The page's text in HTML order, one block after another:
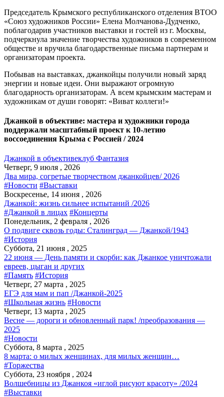
Председатель Крымского республиканского отделения ВТОО
«Союз художников России» Елена Молчанова-Дудченко,
поблагодарив участников выставки и гостей из г. Москвы,
подчеркнула значение творчества художников в современном
обществе и вручила благодарственные письма партнерам и
организаторам проекта.
Побывав на выставках, джанкойцы получили новый заряд
энергии и новые идеи. Они выражают огромную
благодарность организаторам. А всем крымским мастерам и
художникам от души говорят: «Виват коллеги!»
Джанкой в объективе: мастера и художники города
поддержали масштабный проект к 10-летию
воссоединения Крыма с Россией / 2024
Джанкой в объективеклуб Фантазия
Четверг, 9 июля , 2026
Два мира, согретые творчеством джанкойцев/ 2026
#Новости #Выставки
Воскресенье, 14 июня , 2026
Джанкой: жизнь сильнее испытаний /2026
#Джанкой в лицах #Концерты
Понедельник, 2 февраля , 2026
О подвиге сквозь годы: Сталинград — Джанкой/1943
#История
Суббота, 21 июня , 2025
22 июня — День памяти и скорби: как Джанкое уничтожали
евреев, цыган и других
#Память #История
Четверг, 27 марта , 2025
ЕГЭ для мам и пап /Джанкой-2025
#Школьная жизнь #Новости
Четверг, 13 марта , 2025
Весне — дороги и обновленный парк! /преобразования —
2025
#Новости
Суббота, 8 марта , 2025
8 марта: о милых женщинах, для милых женщин…
#Торжества
Суббота, 23 ноября , 2024
Волшебницы из Джанкоя «иглой рисуют красоту» /2024
#Выставки